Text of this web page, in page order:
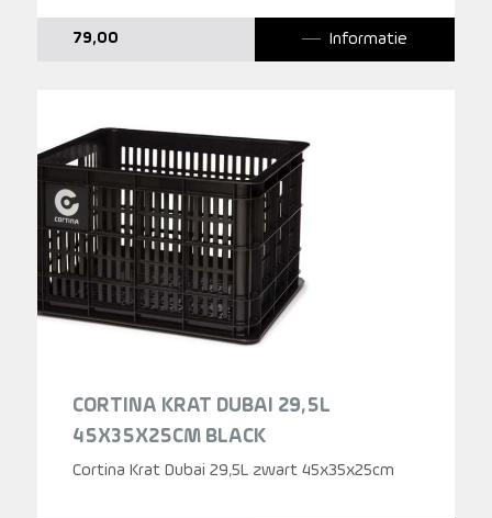
79,00 Informatie
CORTINA KRAT DUBAI 29,5L
45X35X25CM BLACK
Cortina Krat Dubai 29,5L zwart 45x35x25cm